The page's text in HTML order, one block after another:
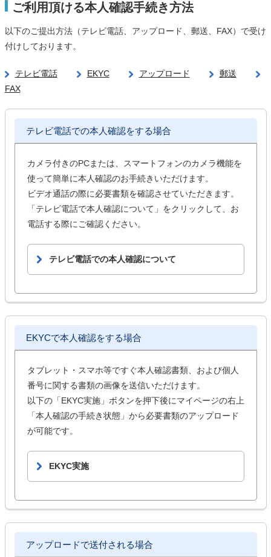
ご利用頂ける本人確認手続き方法
以下のご提出方法（テレビ電話、アップロード、郵送、FAX）で受け
付けしております。
テレビ電話 EKYC アップロード
郵送
FAX
テレビ電話での本人確認をする場合
カメラ付きのPCまたは、スマートフォンのカメラ機能を
使って簡単に本人確認のお手続きいただけます。
ビデオ通話の際に必要書類を確認させていただきます。
「テレビ電話で本人確認について」をクリックして、お
電話する際にご確認ください。
テレビ電話での本人確認について
EKYCで本人確認をする場合
タブレット・スマホ等ですぐ本人確認書類、および個人
番号に関する書類の画像を送信いただけます。
以下の「EKYC実施」ボタンを押下後にマイページの右上
「本人確認の手続き状態」から必要書類のアップロード
が可能です。
EKYC実施
アップロードで送付される場合